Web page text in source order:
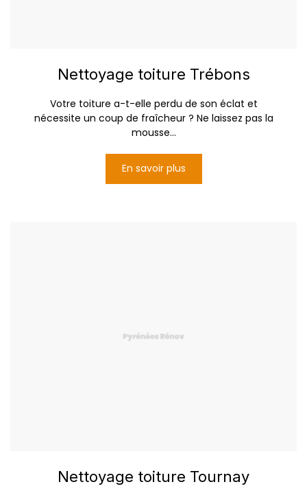
Nettoyage toiture Trébons
Votre toiture a-t-elle perdu de son éclat et
nécessite un coup de fraîcheur ? Ne laissez pas la
mousse...
En savoir plus
Nettoyage toiture Tournay